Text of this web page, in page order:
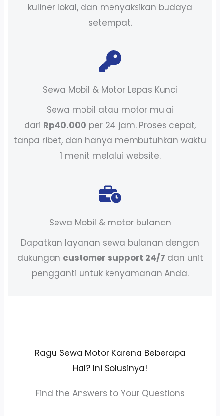
kuliner lokal, dan menyaksikan budaya
setempat.
Sewa Mobil & Motor Lepas Kunci
Sewa mobil atau motor mulai
dari Rp40.000 per 24 jam. Proses cepat,
tanpa ribet, dan hanya membutuhkan waktu
1 menit melalui website.
Sewa Mobil & motor bulanan
Dapatkan layanan sewa bulanan dengan
dukungan customer support 24/7 dan unit
pengganti untuk kenyamanan Anda.
Ragu Sewa Motor Karena Beberapa
Hal? Ini Solusinya!
Find the Answers to Your Questions